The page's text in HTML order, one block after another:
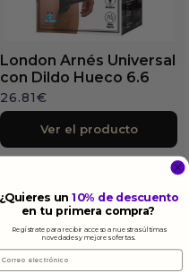
London Arnés Universal
con Dildo Hueco 6.6
26.81€
Ver el producto
¿Quieres un10% de descuento
en tu primera compra?
Regístrate para recibir acceso a nuestras últimas
novedades y mejores ofertas.